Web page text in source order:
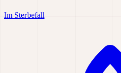
Im Sterbefall